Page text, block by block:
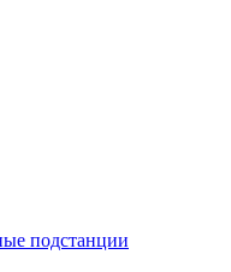
подстанции